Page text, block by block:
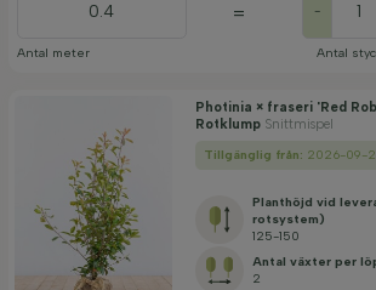
Antal meter
= -
Antal
Photinia × fraseri 'Red
Rotklump Snittmispel
Tillgänglig från: 2026-09-
Planthöjd vid
rotsystem)
125-150
Antal växter per
2